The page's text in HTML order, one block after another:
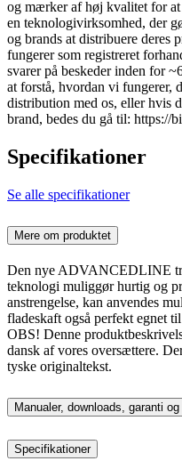
og mærker af høj kvalitet for
en teknologivirksomhed, der
og brands at distribuere deres
fungerer som registreret
svarer på beskeder inden for
at forstå, hvordan vi fungerer,
distribution med os, eller hvis
brand, bedes du gå til: https://
Specifikationer
Se alle specifikationer
Mere om produktet
Den nye ADVANCEDLINE
teknologi muliggør hurtig og
anstrengelse, kan anvendes
fladeskaft også perfekt egnet
OBS! Denne
dansk af vores oversættere.
tyske originaltekst.
Manualer, downloads, garanti
Specifikationer